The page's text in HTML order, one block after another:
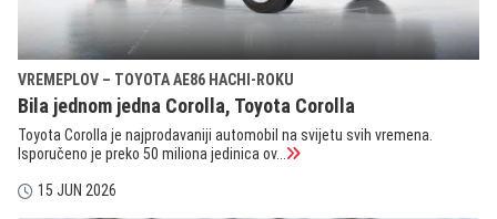
VREMEPLOV – TOYOTA AE86 HACHI-ROKU
Bila jednom jedna Corolla, Toyota Corolla
Toyota Corolla je najprodavaniji automobil na svijetu svih vremena.
Isporučeno je preko 50 miliona jedinica ov...
15 JUN 2026